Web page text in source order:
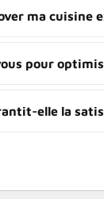
ma cuisine
pour
elle la